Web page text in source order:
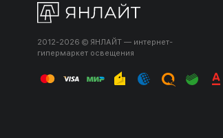
2012-2026 © ЯНЛАЙТ — интернет-
гипермаркет освещения